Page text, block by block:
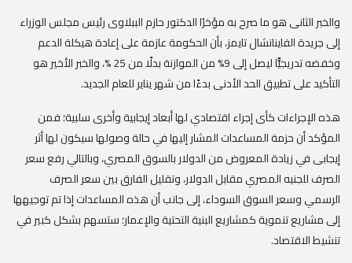
والخبر الثانى هو ما صرح به مؤخرُا الدكتور حازم الببلاوى رئيس مجلس الوزراء
إلى جريدة الفاينانشال تايمز، بأن الحكومة عازمة على إعادة هيكلة الدعم
وخفضه تدريجيًّا ليصل إلى 9% من الموازنة بدلًا من 25 %، والخبر الأخير هو
التأكيد على تطبيق الحد الأدنى بدءًا من شهر يناير للعام الجديد.
هذه الإجراءات كأى إجراء اقتصادي لها أبعاد إيجابية وأخرى سلبية؛ فمن
المؤكد أن حزمة المساعدات المشار إليها في حالة وصولها سيكون لها أثر
إيجابى في زيادة المعروض من الدولار بالسوق المصري، وبالتالي رفع سعر
الصرف للجنيه المصري مقابل الدولار، وتقليل الفارق بين سعر الصرف
الرسمي وسعر السوق السوداء، إلى جانب أن هذه المساعدات إذا تم توجيهها
إلى مشاريع تنموية كمشاريع البنية التحتية والإعمار؛ ستسهم بشكل كبير في
تنشيط الاقتصاد.